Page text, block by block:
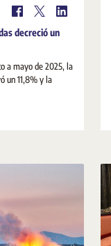
decreció un
a mayo de 2025, la
un 11,8% y la